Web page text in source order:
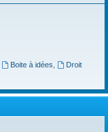
Boite à idées
Droit